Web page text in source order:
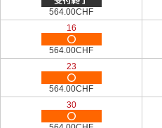
564.00CHF
16
564.00CHF
23
564.00CHF
30